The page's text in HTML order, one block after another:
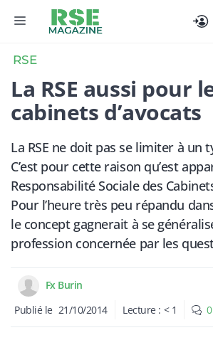
MENU
RSE
​La RSE aussi pour
cabinets d’avocats
La RSE ne doit pas se limiter à un
C’est pour cette raison qu’est
Responsabilité Sociale des
Pour l’heure très peu répandu
le concept gagnerait à se
profession concernée par les
Fx Burin
Publié le 21/10/2014 Lecture : < 1 0